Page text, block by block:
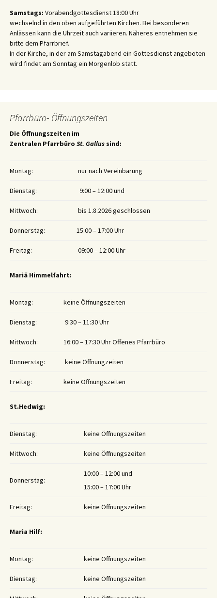
Samstags: Vorabendgottesdienst 18:00 Uhr
wechselnd in den oben aufgeführten Kirchen. Bei besonderen
Anlässen kann die Uhrzeit auch variieren. Näheres entnehmen sie
bitte dem Pfarrbrief.
In der Kirche, in der am Samstagabend ein Gottesdienst angeboten
wird findet am Sonntag ein Morgenlob statt.
Pfarrbüro- Öffnungszeiten
Die Öffnungszeiten im
Zentralen Pfarrbüro St. Gallus sind:
Montag: nur nach Vereinbarung
Dienstag: 9:00 – 12:00 und
Mittwoch: bis 1.8.2026 geschlossen
Donnerstag: 15:00 – 17:00 Uhr
Freitag: 09:00 – 12:00 Uhr
Mariä Himmelfahrt:
Montag: keine Öffnungszeiten
Dienstag: 9:30 – 11:30 Uhr
Mittwoch: 16:00 – 17:30 Uhr Offenes Pfarrbüro
Donnerstag: keine Öffnungzeiten
Freitag: keine Öffnungszeiten
St.Hedwig:
Dienstag: keine Öffnungszeiten
Mittwoch: keine Öffnungszeiten
Donnerstag:
10:00 – 12:00 und
15:00 – 17:00 Uhr
Freitag: keine Öffnungszeiten
Maria Hilf:
Montag: keine Öffnungszeiten
Dienstag: keine Öffnungszeiten